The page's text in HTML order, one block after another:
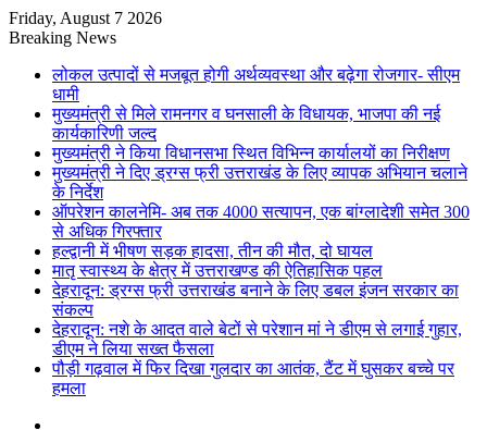
Friday, August 7 2026
Breaking News
लोकल उत्पादों से मजबूत होगी अर्थव्यवस्था और बढ़ेगा रोजगार- सीएम
धामी
मुख्यमंत्री से मिले रामनगर व घनसाली के विधायक, भाजपा की नई
कार्यकारिणी जल्द
मुख्यमंत्री ने किया विधानसभा स्थित विभिन्न कार्यालयों का निरीक्षण
मुख्यमंत्री ने दिए ड्रग्स फ्री उत्तराखंड के लिए व्यापक अभियान चलाने
के निर्देश
ऑपरेशन कालनेमि- अब तक 4000 सत्यापन, एक बांग्लादेशी समेत 300
से अधिक गिरफ्तार
हल्द्वानी में भीषण सड़क हादसा, तीन की मौत, दो घायल
मातृ स्वास्थ्य के क्षेत्र में उत्तराखण्ड की ऐतिहासिक पहल
देहरादून: ड्रग्स फ्री उत्तराखंड बनाने के लिए डबल इंजन सरकार का
संकल्प
देहरादून: नशे के आदत वाले बेटों से परेशान मां ने डीएम से लगाई गुहार,
डीएम ने लिया सख्त फैसला
पौड़ी गढ़वाल में फिर दिखा गुलदार का आतंक, टैंट में घुसकर बच्चे पर
हमला